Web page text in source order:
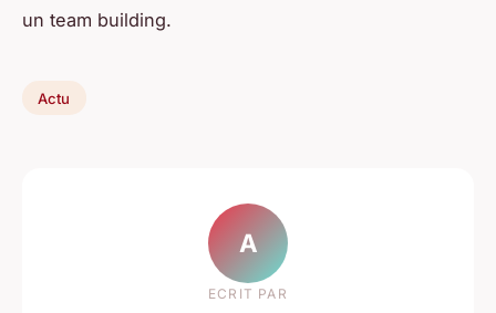
un team building.
Actu
A
ECRIT PAR